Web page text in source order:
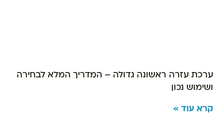
ערכת עזרה ראשונה גדולה – המדריך המלא לבחירה
ושימוש נכון
קרא עוד »